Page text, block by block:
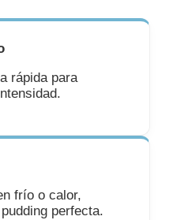
rápida para
frío o calor,
perfecta.